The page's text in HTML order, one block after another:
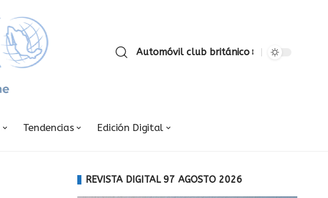
Automóvil club británico
Tendencias Edición Digital
REVISTA DIGITAL 97 AGOSTO 2026